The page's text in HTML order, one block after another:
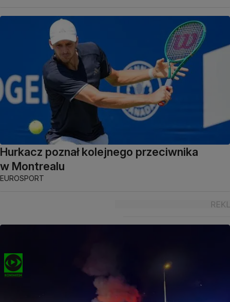
Hurkacz poznał kolejnego przeciwnika
w Montrealu
EUROSPORT